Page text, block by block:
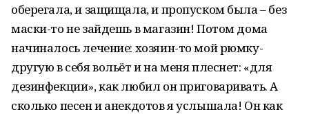
оберегала, и защищала, и пропуском была – без
маски-то не зайдешь в магазин! Потом дома
начиналось лечение: хозяин-то мой рюмку-
другую в себя вольёт и на меня плеснет: «для
дезинфекции», как любил он приговаривать. А
сколько песен и анекдотов я услышала! Он как